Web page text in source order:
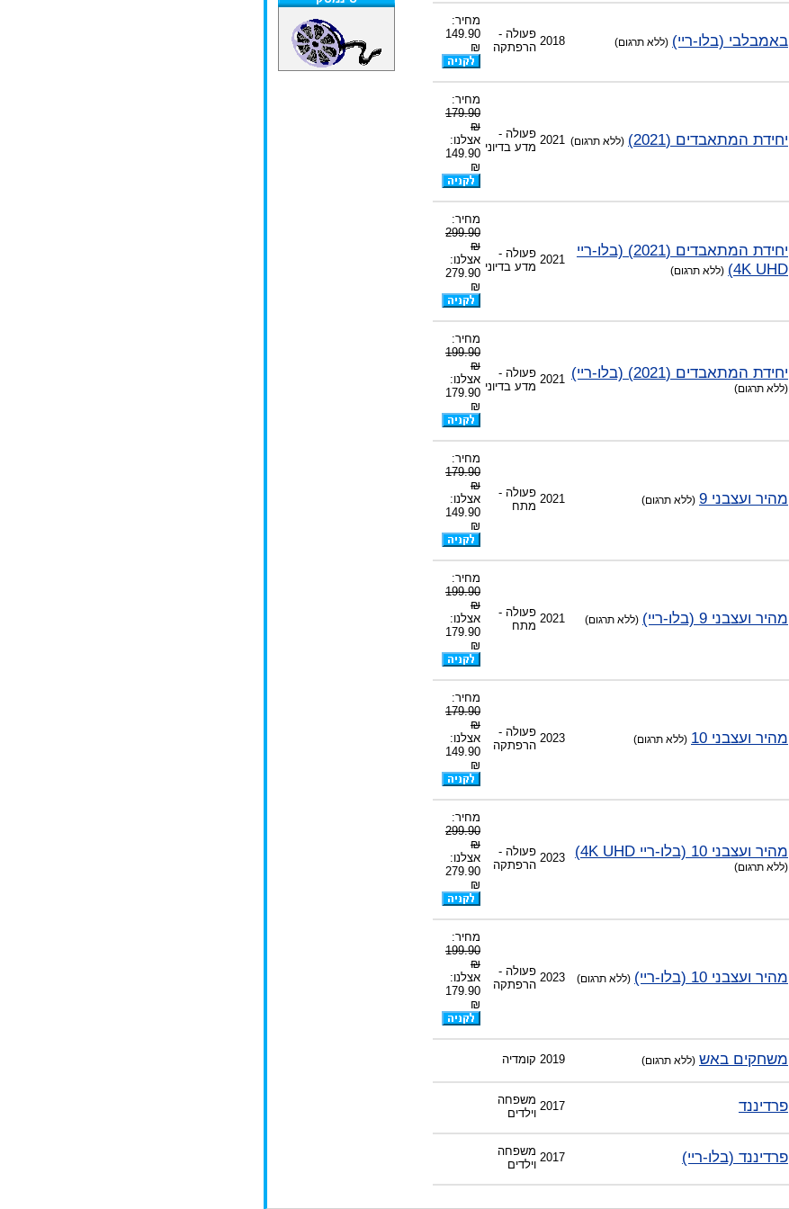
באמבלבי (בלו-ריי) (ללא תרגום) 2018
פעולה -
הרפתקה
מחיר:
149.90
₪
יחידת המתאבדים (2021) (ללא תרגום) 2021 פעולה -
מדע בדיוני
מחיר:
179.90
₪
אצלנו:
149.90
₪
יחידת המתאבדים (2021) (בלו-ריי
4K UHD)
(ללא תרגום)
2021 פעולה -
מדע בדיוני
מחיר:
299.90
₪
אצלנו:
279.90
₪
יחידת המתאבדים (2021) (בלו-ריי)
(ללא תרגום)
2021 פעולה -
מדע בדיוני
מחיר:
199.90
₪
אצלנו:
179.90
₪
מהיר ועצבני 9 (ללא תרגום) 2021 פעולה -
מתח
מחיר:
179.90
₪
אצלנו:
149.90
₪
מהיר ועצבני 9 (בלו-ריי) (ללא תרגום) 2021 פעולה -
מתח
מחיר:
199.90
₪
אצלנו:
179.90
₪
מהיר ועצבני 10 (ללא תרגום) 2023 פעולה -
הרפתקה
מחיר:
179.90
₪
אצלנו:
149.90
₪
מהיר ועצבני 10 (בלו-ריי 4K UHD)
(ללא תרגום)
2023 פעולה -
הרפתקה
מחיר:
299.90
₪
אצלנו:
279.90
₪
מהיר ועצבני 10 (בלו-ריי) (ללא תרגום) 2023 פעולה -
הרפתקה
מחיר:
199.90
₪
אצלנו:
179.90
₪
משחקים באש (ללא תרגום) 2019 קומדיה
פרדיננד 2017 משפחה
וילדים
פרדיננד (בלו-ריי) 2017 משפחה
וילדים